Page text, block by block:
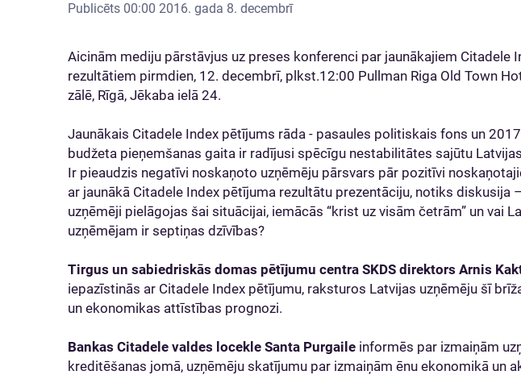
Publicēts 00:00 2016. gada 8. decembrī
Aicinām mediju pārstāvjus uz preses konferenci par jaunākajiem Citadele
rezultātiem pirmdien, 12. decembrī, plkst.12:00 Pullman Riga Old Town
zālē, Rīgā, Jēkaba ielā 24.
Jaunākais Citadele Index pētījums rāda - pasaules politiskais fons un
budžeta pieņemšanas gaita ir radījusi spēcīgu nestabilitātes sajūtu
Ir pieaudzis negatīvi noskaņoto uzņēmēju pārsvars pār pozitīvi
ar jaunākā Citadele Index pētījuma rezultātu prezentāciju, notiks diskusija
uzņēmēji pielāgojas šai situācijai, iemācās “krist uz visām četrām” un vai
uzņēmējam ir septiņas dzīvības?
Tirgus un sabiedriskās domas pētījumu centra SKDS direktors Arnis
iepazīstinās ar Citadele Index pētījumu, raksturos Latvijas uzņēmēju šī
un ekonomikas attīstības prognozi.
Bankas Citadele valdes locekle Santa Purgaile informēs par izmaiņām
kreditēšanas jomā, uzņēmēju skatījumu par izmaiņām ēnu ekonomikā un